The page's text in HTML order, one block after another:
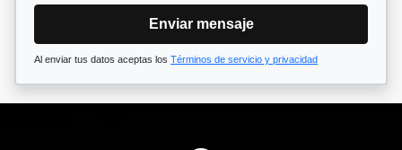
Enviar mensaje
Al enviar tus datos aceptas los Términos de servicio y privacidad